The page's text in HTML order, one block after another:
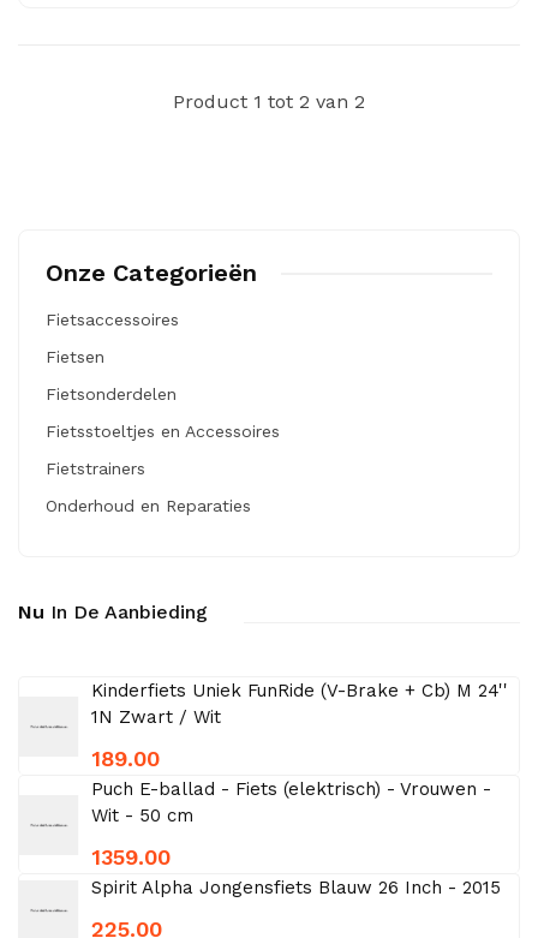
Product 1 tot 2 van 2
Onze Categorieën
Fietsaccessoires
Fietsen
Fietsonderdelen
Fietsstoeltjes en Accessoires
Fietstrainers
Onderhoud en Reparaties
Nu In De Aanbieding
Kinderfiets Uniek FunRide (V-Brake + Cb) M 24''
1N Zwart / Wit
189.00
Puch E-ballad - Fiets (elektrisch) - Vrouwen -
Wit - 50 cm
1359.00
Spirit Alpha Jongensfiets Blauw 26 Inch - 2015
225.00